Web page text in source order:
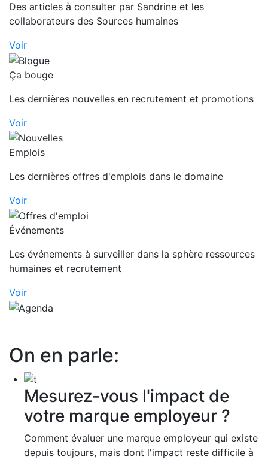
Des articles à consulter par Sandrine et les
collaborateurs des Sources humaines
Voir
Ça bouge
Les dernières nouvelles en recrutement et promotions
Voir
Emplois
Les dernières offres d'emplois dans le domaine
Voir
Événements
Les événements à surveiller dans la sphère ressources
humaines et recrutement
Voir
On en parle:
Mesurez-vous l'impact de
votre marque employeur ?
Comment évaluer une marque employeur qui existe
depuis toujours, mais dont l'impact reste difficile à